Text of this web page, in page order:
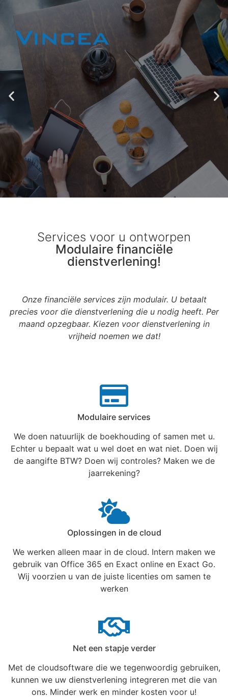
tijdens de koffie
Hoe leuk en makkelijk is dat!
voor elkaar
Daar word je blij van!
Lorem ipsum dolor sit amet
consectetur adipiscing elit dolor
tijdens de koffie
Hoe leuk en makkelijk is dat!
voor elkaar
Daar word je blij van!
Lorem ipsum dolor sit amet
consectetur adipiscing elit dolor
tijdens de koffie
Hoe leuk en makkelijk is dat!
voor elkaar
Daar word je blij van!
Lorem ipsum dolor sit amet
consectetur adipiscing elit dolor
Services voor u ontworpen
Modulaire financiële
dienstverlening!
Onze financiële services zijn modulair. U betaalt
precies voor die dienstverlening die u nodig heeft. Per
maand opzegbaar. Kiezen voor dienstverlening in
vrijheid noemen we dat!
Modulaire services
We doen natuurlijk de boekhouding of samen met u.
Echter u bepaalt wat u wel doet en wat niet. Doen wij
de aangifte BTW? Doen wij controles? Maken we de
jaarrekening?
Oplossingen in de cloud
We werken alleen maar in de cloud. Intern maken we
gebruik van Office 365 en Exact online en Exact Go.
Wij voorzien u van de juiste licenties om samen te
werken
Net een stapje verder
Met de cloudsoftware die we tegenwoordig gebruiken,
kunnen we uw dienstverlening integreren met die van
ons. Minder werk en minder kosten voor u!